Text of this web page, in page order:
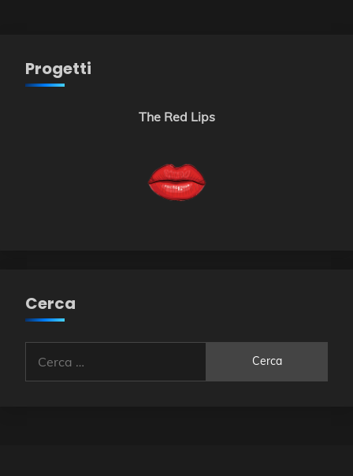
Progetti
The Red Lips
Cerca
per: